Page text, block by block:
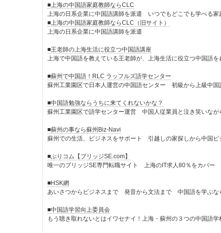
■上海の中国語家庭教師ならCLC
上海の日系企業に中国語講師を派遣 いつでもどこでも学べる家
■上海の中国語家庭教師ならCLC（旧サイト）
上海の日系企業に中国語講師を派遣
■王老師の上海生活に役立つ中国語講座
上海で中国語を教えている王老師が、上海生活に役立つ中国語を
■蘇州で中国語！RLC ラッフルズ語学センター
蘇州工業園区で日本人運営の中国語センター 初級から上級中国
■中国語勉強ならうちに来てくれないかな？
蘇州工業園区で語学センター運営 中国人従業員と泣き笑いなが
■蘇州の事なら蘇州Biz-Navi
蘇州での生活、ビジネスをサポート 引越しの家探しから中国ビ
■ぶりコム【ブリッジSE.com】
唯一のブリッジSE専門転職サイト 上海のIT求人80％をカバー
■HSK網
あいさつからビジネスまで 発音から文法まで 中国語を学ぶな
■中国語学習向上委員会
もう聴き取れないとはイワセナイ！上海・蘇州の３つの中国語学